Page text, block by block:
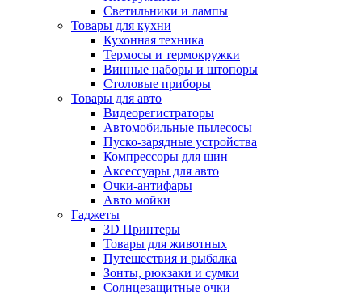
Светильники и лампы
Товары для кухни
Кухонная техника
Термосы и термокружки
Винные наборы и штопоры
Столовые приборы
Товары для авто
Видеорегистраторы
Автомобильные пылесосы
Пуско-зарядные устройства
Компрессоры для шин
Аксессуары для авто
Очки-антифары
Авто мойки
Гаджеты
3D Принтеры
Товары для животных
Путешествия и рыбалка
Зонты, рюкзаки и сумки
Солнцезащитные очки